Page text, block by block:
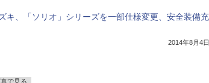
キ、「ソリオ」シリーズを一部仕様変更、安全装備充
2014年8月4日
で見る